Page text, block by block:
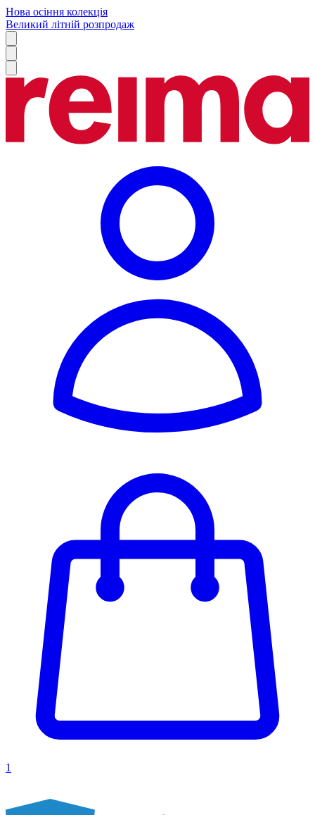
Нова осіння колекція
Великий літній розпродаж
1